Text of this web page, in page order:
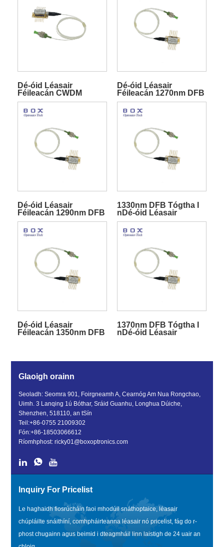
Dé-óid Léasair
Féileacán CWDM
10mW DFB Le TEC Le
haghaidh
Teileachumarsáide
Dé-óid Léasair
Féileacán 1270nm DFB
10mW
Dé-óid Léasair
Féileacán 1290nm DFB
10mW
1330nm DFB Tógtha I
nDé-óid Léasair
Féileacán CCE
Dé-óid Léasair
Féileacán 1350nm DFB
1370nm DFB Tógtha I
nDé-óid Léasair
Glaoigh orainn
Seoladh: Seomra 901, Foirgneamh A, Cearnóg Am Nua Rongchao,
Uimh. 3 Lanqing 1ú Bóthar, Sráid Guanhu, Longhua Dúiche,
Shenzhen, 518110, an tSín
Teil:+86-0755 21009302
Fón:+86-18503066612
Ríomhphost:ricky01@boxoptronics.com
Inquiry For Pricelist
Le haghaidh fiosrúcháin faoi mhodúil snáthoptaice, léasair
chúpláilte snáithíní, comhpháirteanna léasair nó pricelist, fág do r-
phost chugainn agus beimid i dteagmháil linn laistigh de 24 uair an